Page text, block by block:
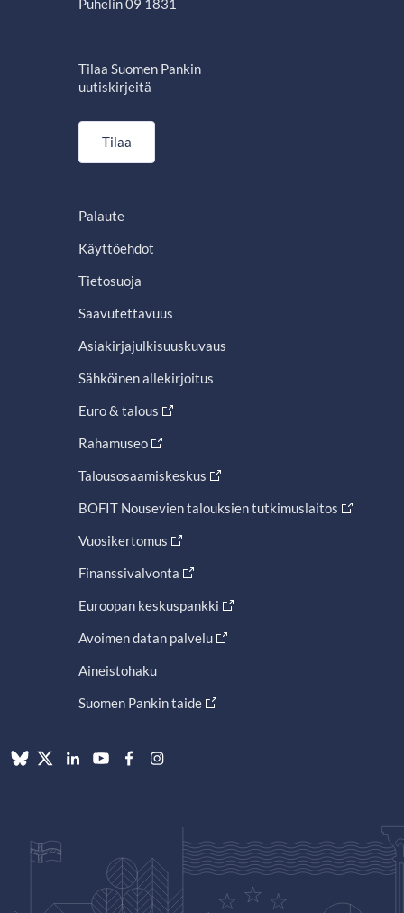
Puhelin 09 1831
Tilaa Suomen Pankin
uutiskirjeitä
Tilaa
Palaute
Käyttöehdot
Tietosuoja
Saavutettavuus
Asiakirjajulkisuuskuvaus
Sähköinen allekirjoitus
Euro & talous
Rahamuseo
Talousosaamiskeskus
BOFIT Nousevien talouksien tutkimuslaitos
Vuosikertomus
Finanssivalvonta
Euroopan keskuspankki
Avoimen datan palvelu
Aineistohaku
Suomen Pankin taide